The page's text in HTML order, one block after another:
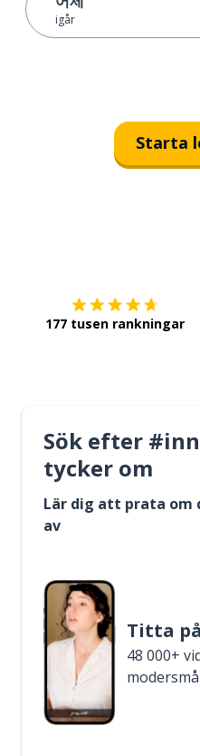
igår
Starta
177 tusen rankningar
Sök efter
tycker om
Lär dig att prata om
av
Titta
48 000+